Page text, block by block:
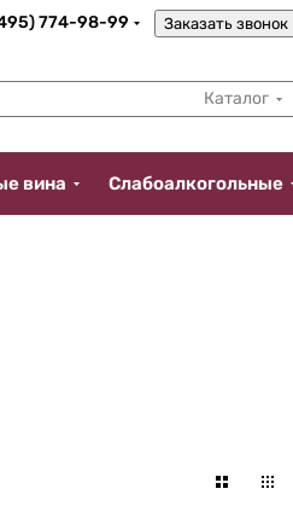
774-98-99 Заказать звонок
Каталог
вина Слабоалкогольные